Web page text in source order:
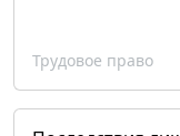
Трудовое право